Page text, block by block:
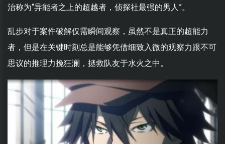
治称为“异能者之上的超越者，侦探社最强的男人”。
乱步对于案件破解仅需瞬间观察，虽然不是真正的超能力
者，但是在关键时刻总是能够凭借细致入微的观察力跟不可
思议的推理力挽狂澜，拯救队友于水火之中。